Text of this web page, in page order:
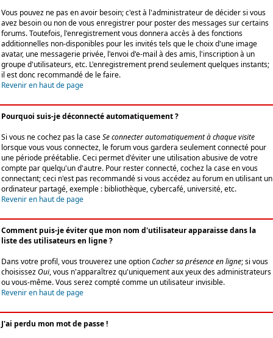
Vous pouvez ne pas en avoir besoin; c'est à l'administrateur de décider si vous
avez besoin ou non de vous enregistrer pour poster des messages sur certains
forums. Toutefois, l'enregistrement vous donnera accès à des fonctions
additionnelles non-disponibles pour les invités tels que le choix d'une image
avatar, une messagerie privée, l'envoi d'e-mail à des amis, l'inscription à un
groupe d'utilisateurs, etc. L'enregistrement prend seulement quelques instants;
il est donc recommandé de le faire.
Revenir en haut de page
Pourquoi suis-je déconnecté automatiquement ?
Si vous ne cochez pas la caseSe connecter automatiquement à chaque visite
lorsque vous vous connectez, le forum vous gardera seulement connecté pour
une période préétablie. Ceci permet d'éviter une utilisation abusive de votre
compte par quelqu'un d'autre. Pour rester connecté, cochez la case en vous
connectant; ceci n'est pas recommandé si vous accédez au forum en utilisant un
ordinateur partagé, exemple : bibliothèque, cybercafé, université, etc.
Revenir en haut de page
Comment puis-je éviter que mon nom d'utilisateur apparaisse dans la
liste des utilisateurs en ligne ?
Dans votre profil, vous trouverez une optionCacher sa présence en ligne; si vous
choisissezOui, vous n'apparaîtrez qu'uniquement aux yeux des administrateurs
ou vous-même. Vous serez compté comme un utilisateur invisible.
Revenir en haut de page
J'ai perdu mon mot de passe !